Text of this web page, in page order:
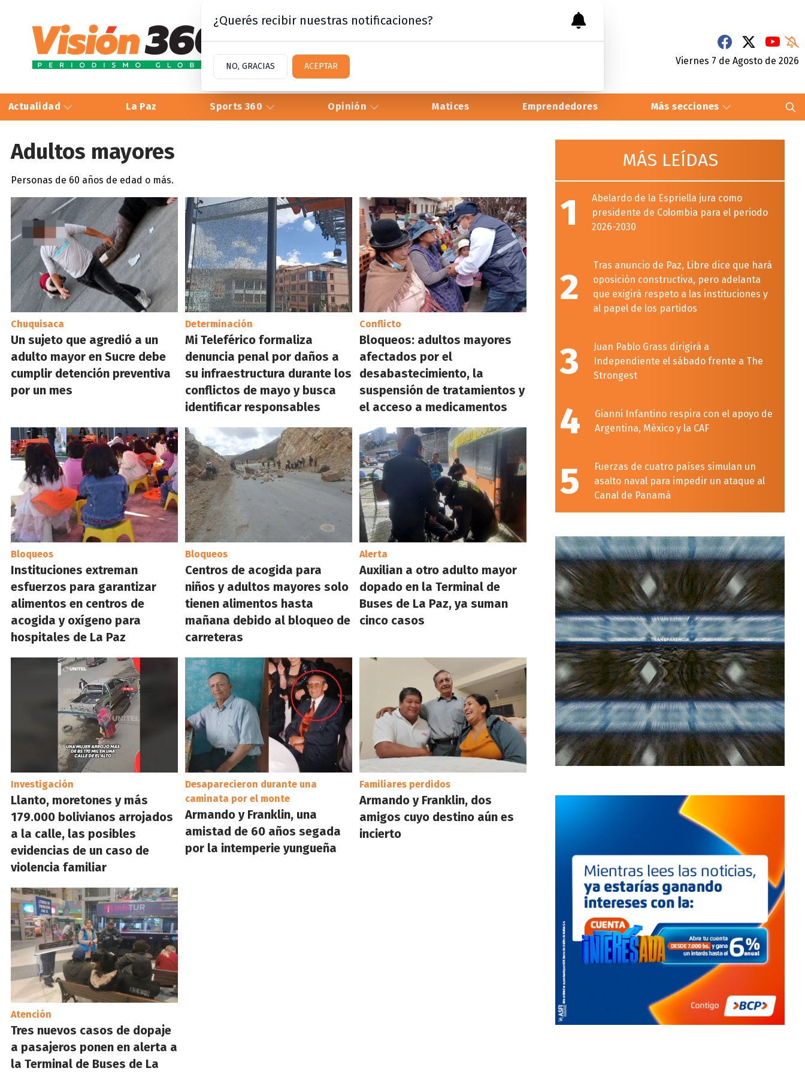
Viernes 7 de Agosto de 2026
Actualidad La Paz Sports 360 Opinión Matices Emprendedores Más secciones
Adultos mayores
Personas de 60 años de edad o más.
Chuquisaca
Un sujeto que agredió a un
adulto mayor en Sucre debe
cumplir detención preventiva
por un mes
Determinación
Mi Teleférico formaliza
denuncia penal por daños a
su infraestructura durante los
conflictos de mayo y busca
identificar responsables
Conflicto
Bloqueos: adultos mayores
afectados por el
desabastecimiento, la
suspensión de tratamientos y
el acceso a medicamentos
Bloqueos
Instituciones extreman
esfuerzos para garantizar
alimentos en centros de
acogida y oxígeno para
hospitales de La Paz
Bloqueos
Centros de acogida para
niños y adultos mayores solo
tienen alimentos hasta
mañana debido al bloqueo de
carreteras
Alerta
Auxilian a otro adulto mayor
dopado en la Terminal de
Buses de La Paz, ya suman
cinco casos
Investigación
Llanto, moretones y más
179.000 bolivianos arrojados
a la calle, las posibles
evidencias de un caso de
violencia familiar
Desaparecieron durante una
caminata por el monte
Armando y Franklin, una
amistad de 60 años segada
por la intemperie yungueña
Familiares perdidos
Armando y Franklin, dos
amigos cuyo destino aún es
incierto
Atención
Tres nuevos casos de dopaje
a pasajeros ponen en alerta a
la Terminal de Buses de La
MÁS LEÍDAS
1
Abelardo de la Espriella jura como
presidente de Colombia para el periodo
2026-2030
2
Tras anuncio de Paz, Libre dice que hará
oposición constructiva, pero adelanta
que exigirá respeto a las instituciones y
al papel de los partidos
3
Juan Pablo Grass dirigirá a
Independiente el sábado frente a The
Strongest
4
Gianni Infantino respira con el apoyo de
Argentina, México y la CAF
5
Fuerzas de cuatro países simulan un
asalto naval para impedir un ataque al
Canal de Panamá
¿Querés recibir nuestras notificaciones?
NO, GRACIAS ACEPTAR